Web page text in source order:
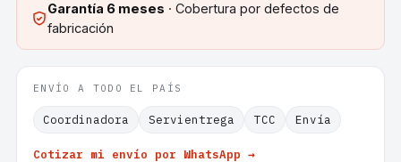
Garantía 6 meses · Cobertura por defectos de
fabricación
ENVÍO A TODO EL PAÍS
Coordinadora Servientrega TCC Envía
Cotizar mi envío por WhatsApp →